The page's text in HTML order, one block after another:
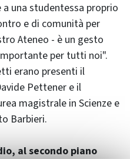
una studentessa proprio
e di comunità per
Ateneo - è un gesto
per tutti noi".
erano presenti il
Pettener e il
magistrale in Scienze e
Barbieri.
al secondo piano